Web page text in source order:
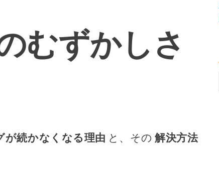
むずかしさ
が続かなくなる理由 と、その 解決方法